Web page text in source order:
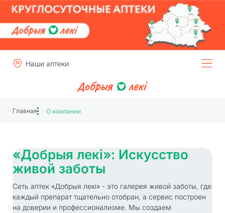
Наши аптеки
Главная О компании
«Добрыя лекi»: Искусство
живой заботы
Сеть аптек «Добрыя лекi» - это галерея живой заботы, где
каждый препарат тщательно отобран, а сервис построен
на доверии и профессионализме. Мы создаем